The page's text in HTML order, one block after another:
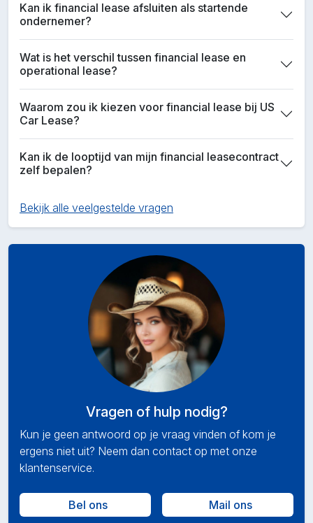
Kan ik financial lease afsluiten als startende
ondernemer?
Wat is het verschil tussen financial lease en
operational lease?
Waarom zou ik kiezen voor financial lease bij US
Car Lease?
Kan ik de looptijd van mijn financial leasecontract
zelf bepalen?
Bekijk alle veelgestelde vragen
Vragen of hulp nodig?
Kun je geen antwoord op je vraag vinden of kom je
ergens niet uit? Neem dan contact op met onze
klantenservice.
Bel ons Mail ons